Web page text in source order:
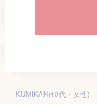
KUMIKAN(40代・女性)